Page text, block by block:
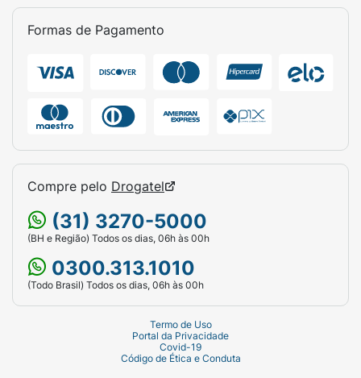
Formas de Pagamento
Compre pelo Drogatel
(31) 3270-5000
(BH e Região) Todos os dias, 06h às 00h
0300.313.1010
(Todo Brasil) Todos os dias, 06h às 00h
Termo de Uso
Portal da Privacidade
Covid-19
Código de Ética e Conduta